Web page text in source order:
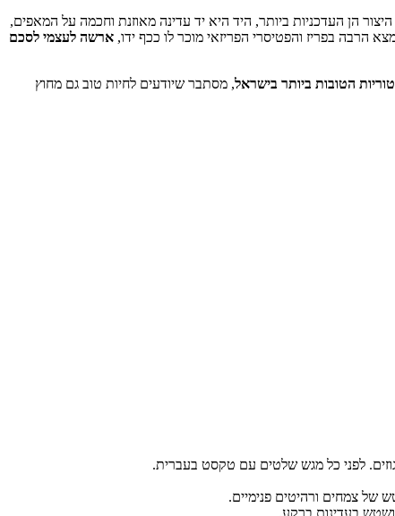
הן העדכניות ביותר, היד היא יד עדינה מאוזנת וחכמה על המאפים,
הרבה בפריז והפטיסרי הפריזאי מוכר לו ככף ידו, ארשה לעצמי לסכם
הטובות ביותר בישראל, מסתבר שיודעים לחיות טוב גם מחוץ